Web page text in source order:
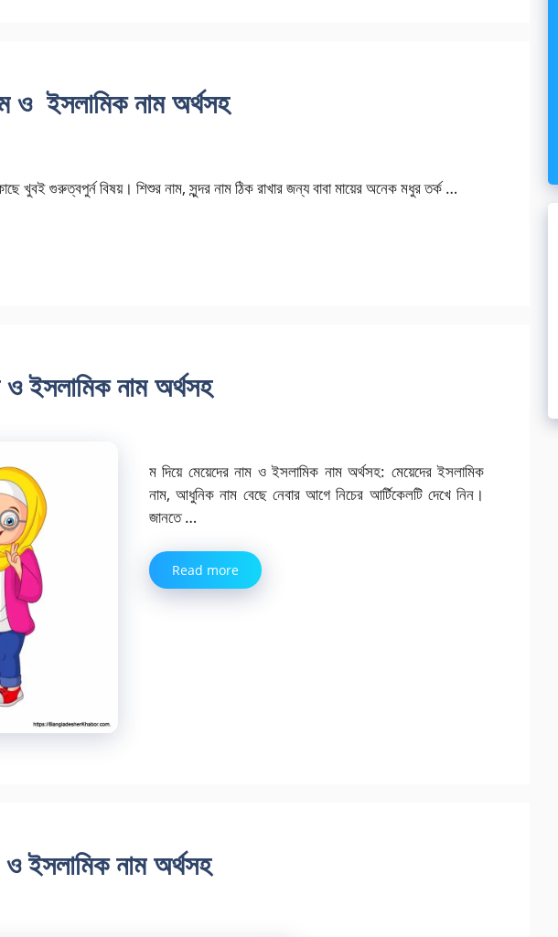
ও ইসলামিক নাম অর্থসহ
খুবই গুরুত্বপুর্ন বিষয়। শিশুর নাম, সুন্দর নাম ঠিক রাখার জন্য বাবা মায়ের অনেক মধুর তর্ক …
ও ইসলামিক নাম অর্থসহ
ম দিয়ে মেয়েদের নাম ও ইসলামিক নাম অর্থসহ: মেয়েদের ইসলামিক
নাম, আধুনিক নাম বেছে নেবার আগে নিচের আর্টিকেলটি দেখে নিন।
জানতে …
Read more
ও ইসলামিক নাম অর্থসহ